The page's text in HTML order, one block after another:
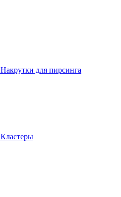
Накрутки для пирсинга
Кластеры